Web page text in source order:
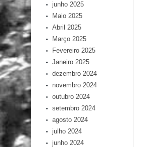
junho 2025
Maio 2025
Abril 2025
Março 2025
Fevereiro 2025
Janeiro 2025
dezembro 2024
novembro 2024
outubro 2024
setembro 2024
agosto 2024
julho 2024
junho 2024